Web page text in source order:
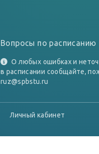
Вопросы по расписанию
О любых ошибках и
в расписании сообщайте,
ruz@spbstu.ru
Личный кабинет